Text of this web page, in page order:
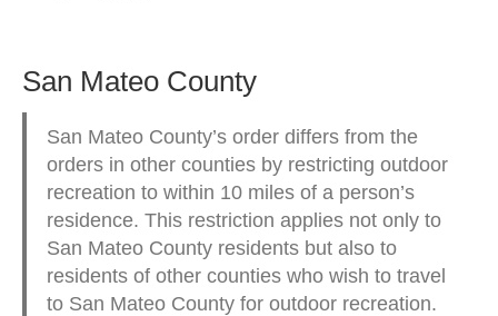
San Mateo County
San Mateo County’s order differs from the
orders in other counties by restricting outdoor
recreation to within 10 miles of a person’s
residence. This restriction applies not only to
San Mateo County residents but also to
residents of other counties who wish to travel
to San Mateo County for outdoor recreation.